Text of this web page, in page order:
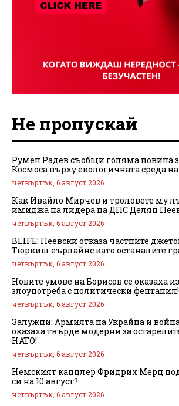
Не пропускай
Румен Радев съобщи голяма новина
Космоса върху екологичната среда
четвъртък, 6 август 2026
Как Ивайло Мирчев и троловете му
имиджа на лидера на ДПС Делян
четвъртък, 6 август 2026
BLIFE: Пеевски отказа частните
Тюркиш еърлайнс като останалите
четвъртък, 6 август 2026
Новите умове на Борисов се оказаха
злоупотреба с политически фентанил!
четвъртък, 6 август 2026
Залужни: Армията на Украйна и
оказаха твърде модерни за
НАТО!
четвъртък, 6 август 2026
Немският канцлер Фридрих Мерц
си на 10 август?
четвъртък, 6 август 2026